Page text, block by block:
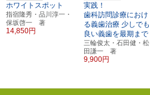
ホワイトスポット
指宿隆秀・品川淳一・
保坂啓一 著
14,850円
実践！
歯科訪問診療におけ
る義歯治療 少しでも
良い義歯を最期まで
三輪俊太・石田健・松
田謙一 著
9,900円